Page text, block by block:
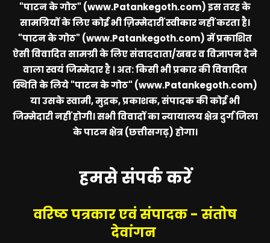
"पाटन के गोठ" (www.Patankegoth.com)इस तरह के
सामग्रियों के लिए कोई भी ज़िम्मेदारीं स्वीकार नहीं करता है।
"पाटन के गोठ" (www.Patankegoth.com)में प्रकाशित
ऐसी विवादित सामग्री के लिए संवाददाता/खबर व विज्ञापन देने
वाला स्वयं जिम्मेदार है । अत: किसी भी प्रकार की विवादित
स्थिति के लिये"पाटन के गोठ" (www.Patankegoth.com)
या उसके स्वामी, मुद्रक, प्रकाशक, संपादक की कोई भी
जिम्मेदारी नहीं होगी। सभी विवादों का न्यायालय क्षेत्र दुर्ग जिला
के पाटन क्षेत्र (छत्तीसगढ़) होगा।
हमसे संपर्क करें
वरिष्ठ पत्रकार एवं संपादक - संतोष
देवांगन